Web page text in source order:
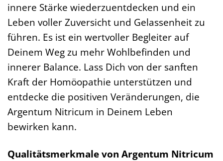
innere Stärke wiederzuentdecken und ein
Leben voller Zuversicht und Gelassenheit zu
führen. Es ist ein wertvoller Begleiter auf
Deinem Weg zu mehr Wohlbefinden und
innerer Balance. Lass Dich von der sanften
Kraft der Homöopathie unterstützen und
entdecke die positiven Veränderungen, die
Argentum Nitricum in Deinem Leben
bewirken kann.
Qualitätsmerkmale von Argentum Nitricum